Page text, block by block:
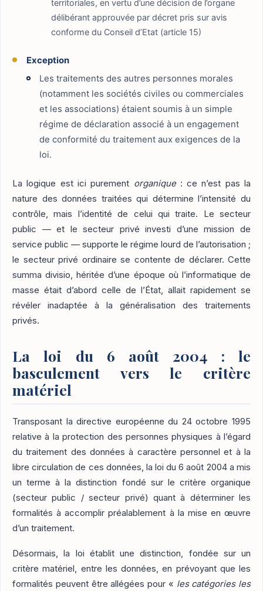
territoriales, en vertu d’une décision de l’organe
délibérant approuvée par décret pris sur avis
conforme du Conseil d’Etat (article 15)
Exception
Les traitements des autres personnes morales
(notamment les sociétés civiles ou commerciales
et les associations) étaient soumis à un simple
régime de déclaration associé à un engagement
de conformité du traitement aux exigences de la
loi.
La logique est ici purement organique: ce n’est pas la
nature des données traitées qui détermine l’intensité du
contrôle, mais l’identité de celui qui traite. Le secteur
public — et le secteur privé investi d’une mission de
service public — supporte le régime lourd de l’autorisation ;
le secteur privé ordinaire se contente de déclarer. Cette
summa divisio, héritée d’une époque où l’informatique de
masse était d’abord celle de l’État, allait rapidement se
révéler inadaptée à la généralisation des traitements
privés.
La loi du 6 août 2004 : le
basculement vers le critère
matériel
Transposant la directive européenne du 24 octobre 1995
relative à la protection des personnes physiques à l’égard
du traitement des données à caractère personnel et à la
libre circulation de ces données, la loi du 6 août 2004 a mis
un terme à la distinction fondé sur le critère organique
(secteur public / secteur privé) quant à déterminer les
formalités à accomplir préalablement à la mise en œuvre
d’un traitement.
Désormais, la loi établit une distinction, fondée sur un
critère matériel, entre les données, en prévoyant que les
formalités peuvent être allégées pour « les catégories les